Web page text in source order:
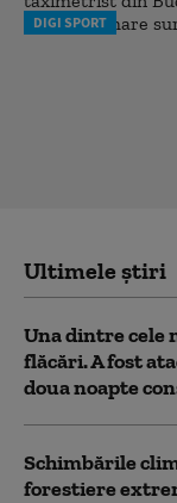
DIGI SPORT
Ultimele știri
Una dintre cele
flăcări. A fost
doua noapte
Schimbările
forestiere